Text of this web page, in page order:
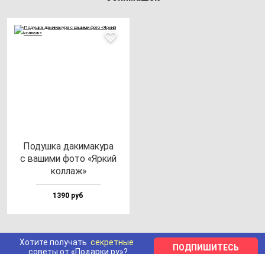
Подуш­ка да­ки­ма­ку­ра
с ва­ши­ми фо­то «Яркий
кол­лаж»
1390 руб
Хотите получать секретные
советы от «Подарки.ру»?
ПОДПИШИТЕСЬ